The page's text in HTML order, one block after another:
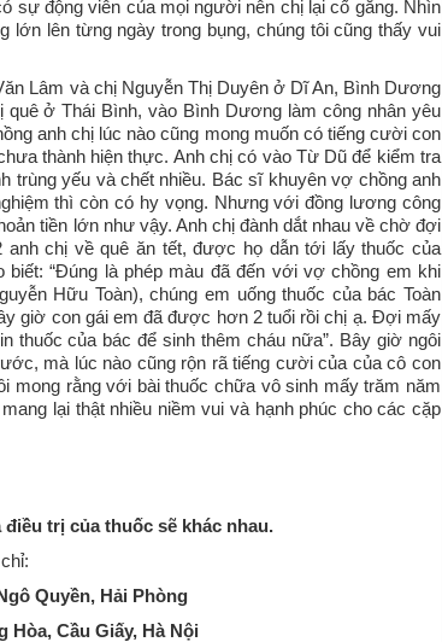
sự động viên của mọi người nên chị lại cố gắng. Nhìn
lớn lên từng ngày trong bụng, chúng tôi cũng thấy vui
Lâm và chị Nguyễn Thị Duyên ở Dĩ An, Bình Dương
ở Thái Bình, vào Bình Dương làm công nhân yêu
anh chị lúc nào cũng mong muốn có tiếng cười con
thành hiện thực. Anh chị có vào Từ Dũ để kiểm tra
trùng yếu và chết nhiều. Bác sĩ khuyên vợ chồng anh
thì còn có hy vọng. Nhưng với đồng lương công
tiền lớn như vậy. Anh chị đành dắt nhau về chờ đợi
anh chị về quê ăn tết, được họ dẫn tới lấy thuốc của
“Đúng là phép màu đã đến với vợ chồng em khi
Hữu Toàn), chúng em uống thuốc của bác Toàn
giờ con gái em đã được hơn 2 tuổi rồi chị ạ. Đợi mấy
thuốc của bác để sinh thêm cháu nữa”. Bây giờ ngôi
mà lúc nào cũng rộn rã tiếng cười của của cô con
mong rằng với bài thuốc chữa vô sinh mấy trăm năm
lại thật nhiều niềm vui và hạnh phúc cho các cặp
trị của thuốc sẽ khác nhau.
Quyền, Hải Phòng
Hòa, Cầu Giấy, Hà Nội